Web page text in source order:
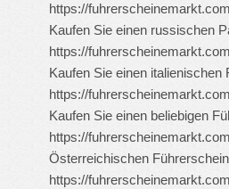
https://
Kaufen Sie einen russischen
https://
Kaufen Sie einen italienischen
https://
Kaufen Sie einen beliebigen
https://
Österreichischen
https://